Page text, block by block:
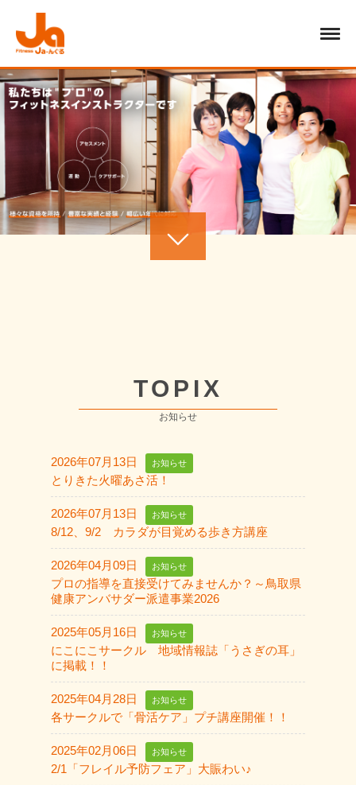
TOPIX
お知らせ
2026年07月13日 お知らせ
とりきた火曜あさ活！
2026年07月13日 お知らせ
8/12、9/2 カラダが目覚める歩き方講座
2026年04月09日 お知らせ
プロの指導を直接受けてみませんか？～鳥取県
健康アンバサダー派遣事業2026
2025年05月16日 お知らせ
にこにこサークル 地域情報誌「うさぎの耳」
に掲載！！
2025年04月28日 お知らせ
各サークルで「骨活ケア」プチ講座開催！！
2025年02月06日 お知らせ
2/1「フレイル予防フェア」大賑わい♪